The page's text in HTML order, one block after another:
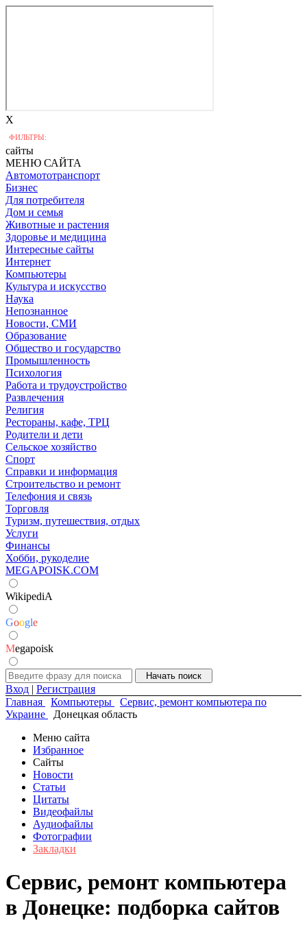
X
ФИЛЬТРЫ:
сайты
МЕНЮ САЙТА
Автомототранспорт
Бизнес
Для потребителя
Дом и семья
Животные и растения
Здоровье и медицина
Интересные сайты
Интернет
Компьютеры
Культура и искусство
Наука
Непознанное
Новости, СМИ
Образование
Общество и государство
Промышленность
Психология
Работа и трудоустройство
Развлечения
Религия
Рестораны, кафе, ТРЦ
Родители и дети
Сельское хозяйство
Спорт
Справки и информация
Строительство и ремонт
Телефония и связь
Торговля
Туризм, путешествия, отдых
Услуги
Финансы
Хобби, рукоделие
MEGAPOISK.COM
WikipediA
Google
Megapoisk
Вход | Регистрация
Главная
Компьютеры
Сервис, ремонт компьютера по
Украине
Донецкая область
Меню сайта
Избранное
Сайты
Новости
Статьи
Цитаты
Видеофайлы
Аудиофайлы
Фотографии
Закладки
Сервис, ремонт компьютера
в Донецке: подборка сайтов